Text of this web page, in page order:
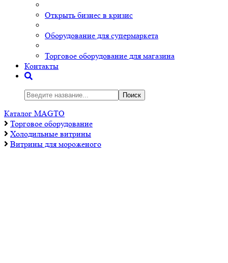
Открыть бизнес в кризис
Оборудование для супермаркета
Торговое оборудование для магазина
Контакты
Поиск
Каталог MAGTO
Торговое оборудованиe
Холодильные витрины
Витрины для мороженого